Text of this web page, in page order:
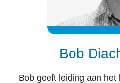
Bob
Bob geeft leiding aan het